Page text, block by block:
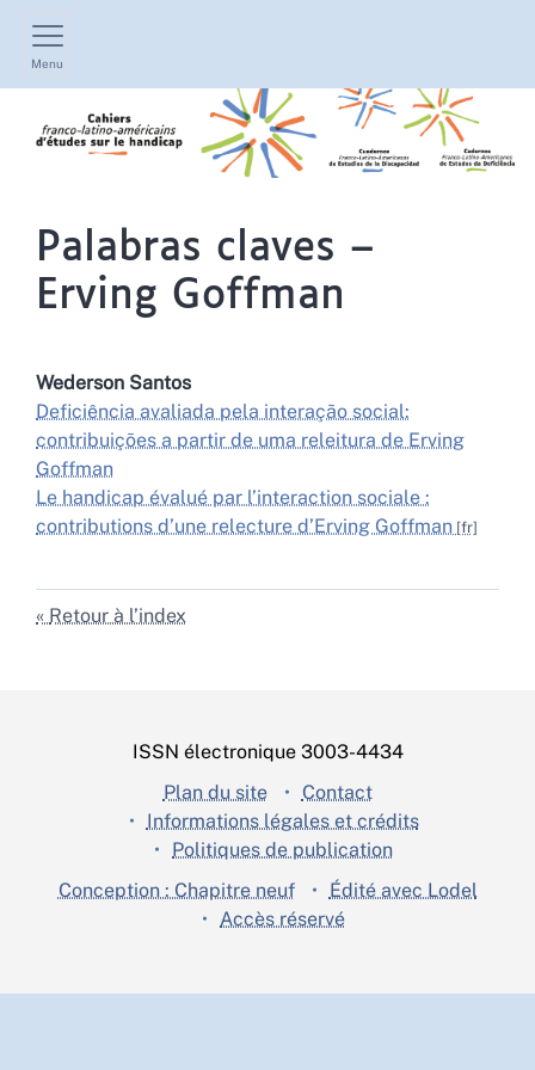
Menu
Palabras claves –
Erving Goffman
Wederson Santos
Deficiência avaliada pela interação social:
contribuições a partir de uma releitura de Erving
Goffman
Le handicap évalué par l’interaction sociale :
contributions d’une relecture d’Erving Goffman
Retour à l’index
ISSN électronique 3003-4434
Plan du site
Contact
Informations légales et crédits
Politiques de publication
Conception : Chapitre neuf
Édité avec Lodel
Accès réservé